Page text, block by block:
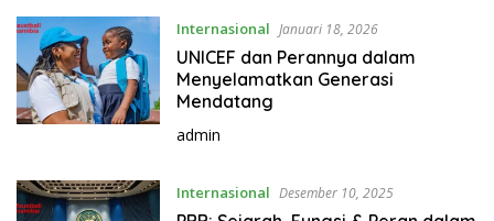
Internasional Januari 18, 2026
UNICEF dan Perannya dalam
Menyelamatkan Generasi
Mendatang
admin
Internasional Desember 10, 2025